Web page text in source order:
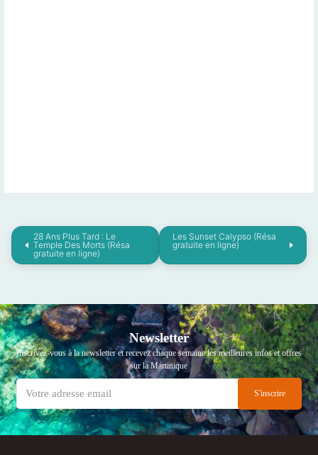
28 Ans Plus Tard : Le
Temple Des Morts (Résa
gratuite en ligne)
Les Sunset Calypso (Résa
gratuite en ligne)
Newsletter
Inscrivez-vous à la newsletter et recevez chaque semaine les meilleures infos et offres
sur la Martinique